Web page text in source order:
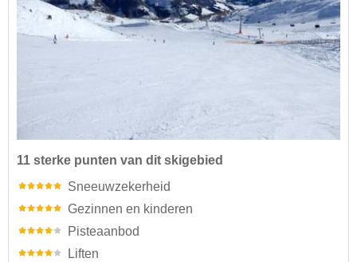
11 sterke punten van dit skigebied
Sneeuwzekerheid
Gezinnen en kinderen
Pisteaanbod
Liften